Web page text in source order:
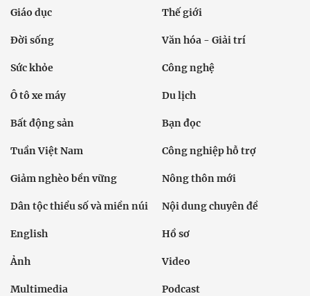
Giáo dục Thế giới
Đời sống Văn hóa - Giải trí
Sức khỏe Công nghệ
Ô tô xe máy Du lịch
Bất động sản Bạn đọc
Tuần Việt Nam Công nghiệp hỗ trợ
Giảm nghèo bền vững Nông thôn mới
Dân tộc thiểu số và miền núi Nội dung chuyên đề
English Hồ sơ
Ảnh Video
Multimedia Podcast